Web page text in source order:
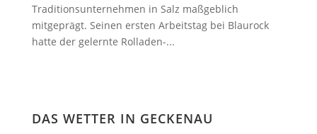
Traditionsunternehmen in Salz maßgeblich
mitgeprägt. Seinen ersten Arbeitstag bei Blaurock
hatte der gelernte Rolladen-...
DAS WETTER IN GECKENAU